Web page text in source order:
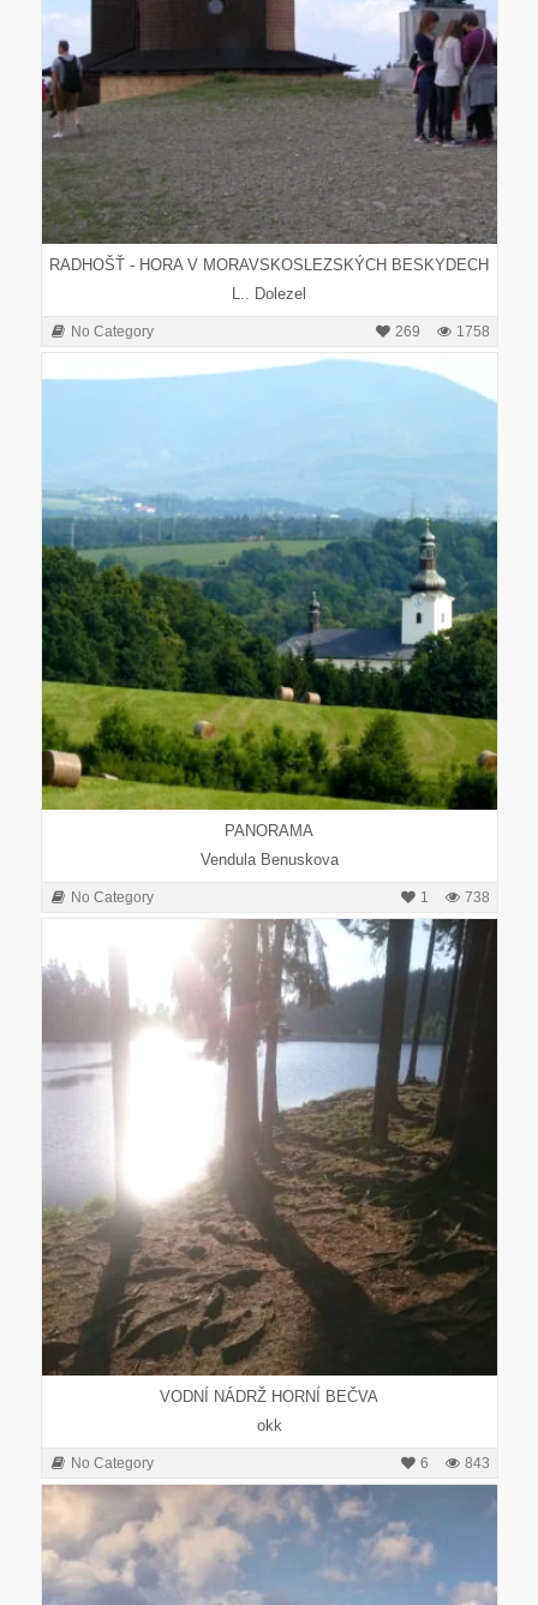
RADHOŠŤ - HORA V MORAVSKOSLEZSKÝCH BESKYDECH
L.. Dolezel
No Category 1758
269
PANORAMA
Vendula Benuskova
No Category 738
1
VODNÍ NÁDRŽ HORNÍ BEČVA
okk
No Category 843
6